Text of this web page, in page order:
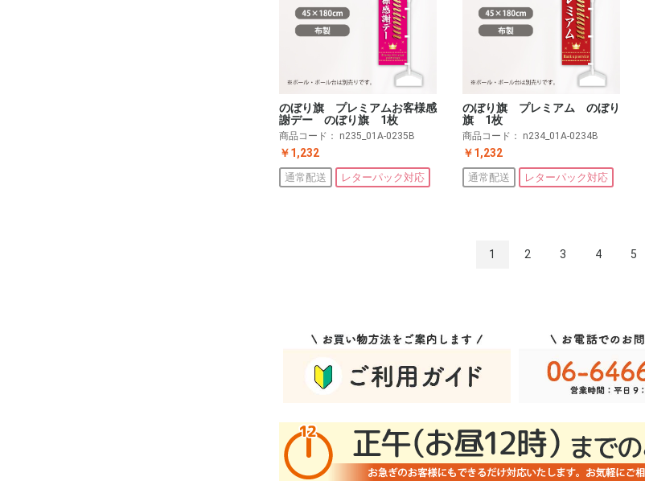
のぼり旗 プレミアムお客様感
謝デー のぼり旗 1枚
商品コード： n235_01A-0235B
￥1,232
通常配送 レターパック対応
のぼり旗 プレミアム のぼり
旗 1枚
商品コード： n234_01A-0234B
￥1,232
通常配送 レターパック対応
1 2 3 4 5